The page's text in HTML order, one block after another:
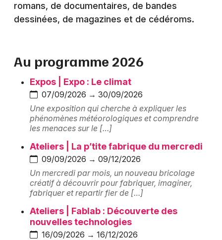
Manifestations
Spectacles
Concerts
Sports
Sorties famille
Expos
Sorties & loisirs
Bibliothèque et médiathèque dans le Haut-Rhin
Marseille
Nantes
Nice
Paris
Strasbourg
Toulouse
Toutes les villes
romans, de documentaires, de bandes
dessinées, de magazines et de cédéroms.
Au programme 2026
Expos | Expo : Le climat
07/09/2026 → 30/09/2026
Une exposition qui cherche à expliquer les
phénomènes météorologiques et comprendre
les menaces sur le […]
Ateliers | La p’tite fabrique du mercredi
09/09/2026 → 09/12/2026
Un mercredi par mois, un nouveau bricolage
créatif à découvrir pour fabriquer, imaginer,
fabriquer et repartir fier de […]
Ateliers | Fablab : Découverte des
nouvelles technologies
16/09/2026 → 16/12/2026